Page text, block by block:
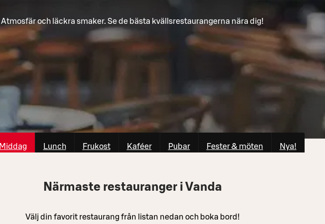
Atmosfär och läckra smaker. Se de bästa kvällsrestaurangerna nära dig!
Middag Lunch Frukost Kaféer Pubar Fester & möten Nya!
Närmaste restauranger i Vanda
Välj din favorit restaurang från listan nedan och boka bord!